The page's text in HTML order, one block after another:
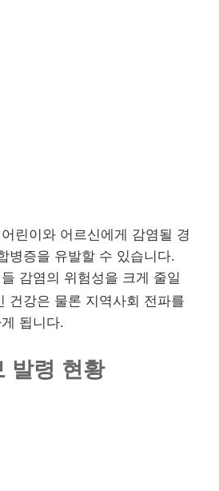
린이와 어르신에게 감염될 경
병증을 유발할 수 있습니다.
감염의 위험성을 크게 줄일
건강은 물론 지역사회 전파를
됩니다.
발령 현황